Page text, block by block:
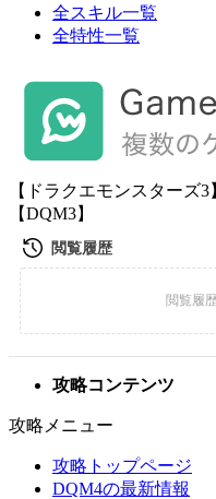
全スキル一覧
全特性一覧
【ドラクエモンスターズ
【DQM3】
攻略コンテンツ
攻略メニュー
攻略トップページ
DQM4の最新情報